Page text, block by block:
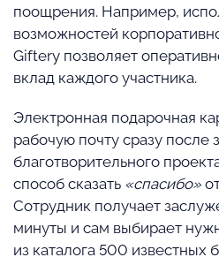
поощрения. Например,
возможностей
Giftery позволяет
вклад каждого участника.
Электронная подарочная
рабочую почту сразу после
благотворительного
способ сказать «спасибо»
Сотрудник получает
минуты и сам выбирает
из каталога 500 известных